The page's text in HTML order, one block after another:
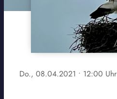
Do., 08.04.2021 • 12:00 Uhr